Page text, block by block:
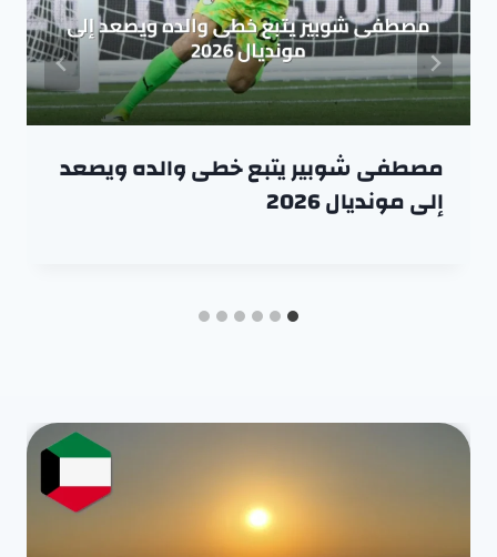
مصطفى شوبير يتبع خطى والده ويصعد
إلى مونديال 2026